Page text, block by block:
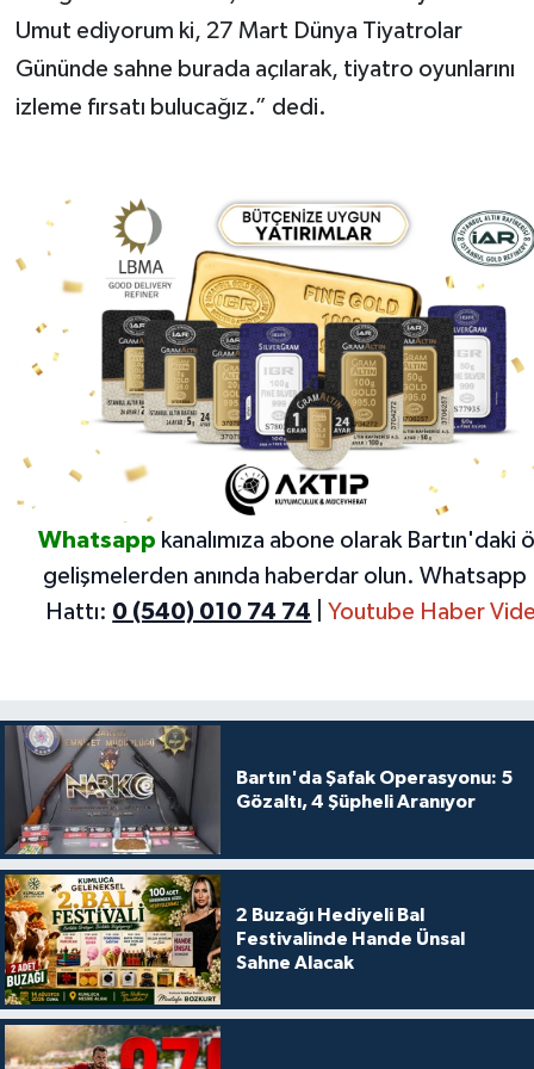
Umut ediyorum ki, 27 Mart Dünya Tiyatrolar
Gününde sahne burada açılarak, tiyatro oyunlarını
izleme fırsatı bulucağız.” dedi.
Whatsapp kanalımıza abone olarak Bartın'daki
gelişmelerden anında haberdar olun. Whatsapp
Hattı: 0 (540) 010 74 74 Youtube Haber
Bartın'da Şafak Operasyonu: 5
Gözaltı, 4 Şüpheli Aranıyor
2 Buzağı Hediyeli Bal
Festivalinde Hande Ünsal
Sahne Alacak